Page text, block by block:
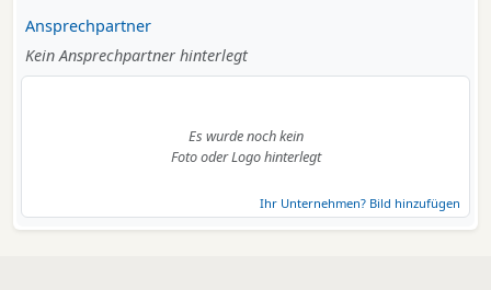
Ansprechpartner
Kein Ansprechpartner hinterlegt
Es wurde noch kein
Foto oder Logo hinterlegt
Ihr Unternehmen? Bild hinzufügen